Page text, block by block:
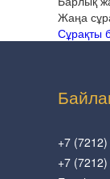
Жаңа
Сұрақты
+7
+7